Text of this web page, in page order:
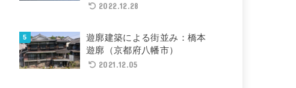
2022.12.28
遊廓建築による街並み：橋本
遊廓（京都府八幡市）
2021.12.05